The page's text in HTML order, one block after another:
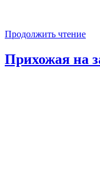
Продолжить чтение
Прихожая на